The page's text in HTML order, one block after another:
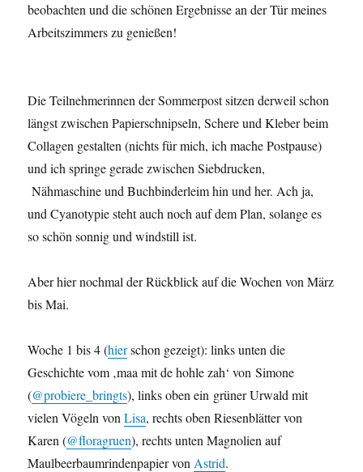
beobachten und die schönen Ergebnisse an der Tür meines
Arbeitszimmers zu genießen!
Die Teilnehmerinnen der Sommerpost sitzen derweil schon
längst zwischen Papierschnipseln, Schere und Kleber beim
Collagen gestalten (nichts für mich, ich mache Postpause)
und ich springe gerade zwischen Siebdrucken,
Nähmaschine und Buchbinderleim hin und her. Ach ja,
und Cyanotypie steht auch noch auf dem Plan, solange es
so schön sonnig und windstill ist.
Aber hier nochmal der Rückblick auf die Wochen von März
bis Mai.
Woche 1 bis 4 (hierschon gezeigt): links unten die
Geschichte vom ‚maa mit de hohle zah‘ von Simone
(@probiere_bringts), links oben ein grüner Urwald mit
vielen Vögeln vonLisa, rechts oben Riesenblätter von
Karen (@floragruen), rechts unten Magnolien auf
Maulbeerbaumrindenpapier von Astrid.